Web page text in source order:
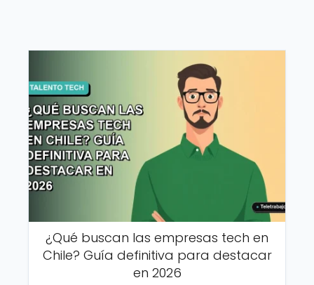
¿Qué buscan las empresas tech en
Chile? Guía definitiva para destacar
en 2026